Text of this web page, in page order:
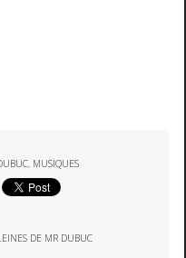
, MUSIQUES
DE MR DUBUC